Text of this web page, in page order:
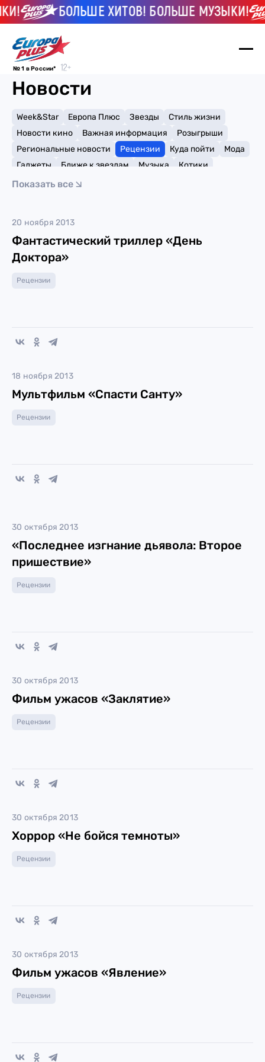
БОЛЬШЕ ХИТОВ! БОЛЬШЕ МУЗЫКИ!
№ 1 в России*
Новости
Week&Star Европа Плюс Звезды
Стиль жизни
Новости кино
Важная информация
Розыгрыши
Региональные новости
Рецензии Куда пойти
Мода
Гаджеты
Ближе к звездам Музыка
Котики
Мемы и тренды
Показать все
20 ноября 2013
Фантастический триллер «День
Доктора»
Рецензии
18 ноября 2013
Мультфильм «Спасти Санту»
Рецензии
30 октября 2013
«Последнее изгнание дьявола: Второе
пришествие»
Рецензии
30 октября 2013
Фильм ужасов «Заклятие»
Рецензии
30 октября 2013
Хоррор «Не бойся темноты»
Рецензии
30 октября 2013
Фильм ужасов «Явление»
Рецензии